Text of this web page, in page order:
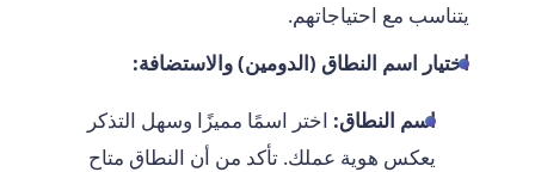
يتناسب مع احتياجاتهم.
اختيار اسم النطاق (الدومين) والاستضافة:
اسم النطاق: اختر اسمًا مميزًا وسهل التذكر
يعكس هوية عملك. تأكد من أن النطاق متاح